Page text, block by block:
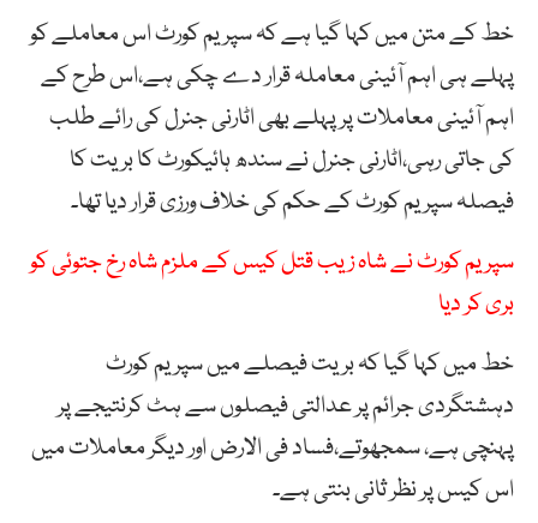
خط کے متن میں کہا گیا ہے کہ سپریم کورٹ اس معاملے کو
پہلے ہی اہم آئینی معاملہ قرار دے چکی ہے،اس طرح کے
اہم آئینی معاملات پر پہلے بھی اٹارنی جنرل کی رائے طلب
کی جاتی رہی،اٹارنی جنرل نے سندھ ہائیکورٹ کا بریت کا
فیصلہ سپریم کورٹ کے حکم کی خلاف ورزی قرار دیا تھا۔
سپر یم کورٹ نے شاہ زیب قتل کیس کے ملزم شاہ رخ جتوئی کو
بری کر دیا
خط میں کہا گیا کہ بریت فیصلے میں سپریم کورٹ
دہشتگردی جرائم پر عدالتی فیصلوں سے ہٹ کرنتیجے پر
پہنچی ہے، سمجھوتے،فساد فی الارض اور دیگر معاملات میں
اس کیس پر نظر ثانی بنتی ہے۔